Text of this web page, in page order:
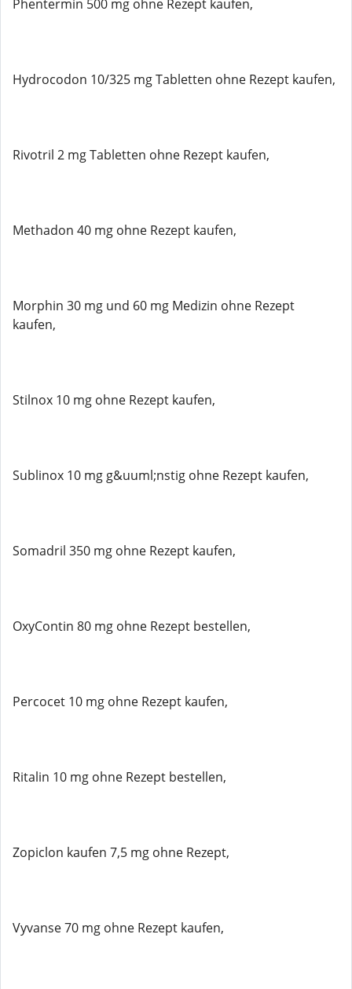
Phentermin 500 mg ohne Rezept kaufen,
Hydrocodon 10/325 mg Tabletten ohne Rezept kaufen,
Rivotril 2 mg Tabletten ohne Rezept kaufen,
Methadon 40 mg ohne Rezept kaufen,
Morphin 30 mg und 60 mg Medizin ohne Rezept
kaufen,
Stilnox 10 mg ohne Rezept kaufen,
Sublinox 10 mg g&uuml;nstig ohne Rezept kaufen,
Somadril 350 mg ohne Rezept kaufen,
OxyContin 80 mg ohne Rezept bestellen,
Percocet 10 mg ohne Rezept kaufen,
Ritalin 10 mg ohne Rezept bestellen,
Zopiclon kaufen 7,5 mg ohne Rezept,
Vyvanse 70 mg ohne Rezept kaufen,